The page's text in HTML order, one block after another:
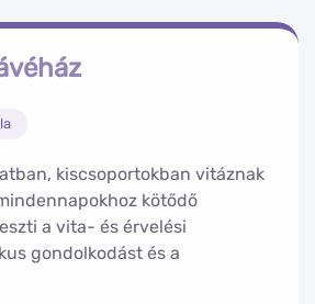
kiscsoportokban vitáznak
kötődő
a vita- és érvelési
gondolkodást és a